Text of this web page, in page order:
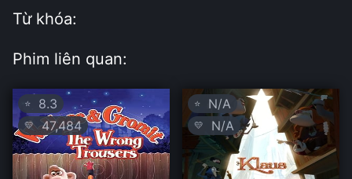
Từ khóa:
Phim liên quan:
⭐ 8.3
💛 47,484
⭐ N/A
💛 N/A